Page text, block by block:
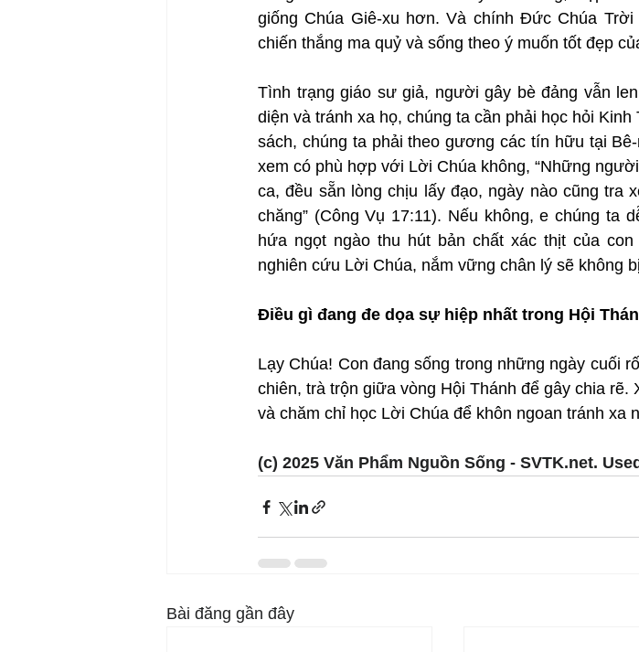
giống Chúa Giê-xu hơn. Và chính Đức Chúa
chiến thắng ma quỷ và sống theo ý muốn tốt đẹp
Tình trạng giáo sư giả, người gây bè đảng vẫn
diện và tránh xa họ, chúng ta cần phải học hỏi
sách, chúng ta phải theo gương các tín hữu tại
xem có phù hợp với Lời Chúa không, “Những
ca, đều sẵn lòng chịu lấy đạo, ngày nào cũng tra
chăng” (Công Vụ 17:11). Nếu không, e chúng
hứa ngọt ngào thu hút bản chất xác thịt của
nghiên cứu Lời Chúa, nắm vững chân lý sẽ không
Điều gì đang đe dọa sự hiệp nhất trong Hội
Lạy Chúa! Con đang sống trong những ngày cuối
chiên, trà trộn giữa vòng Hội Thánh để gây chia rẽ.
và chăm chỉ học Lời Chúa để khôn ngoan tránh xa
(c) 2025 Văn Phẩm Nguồn Sống - SVTK.net.
Bài đăng gần đây